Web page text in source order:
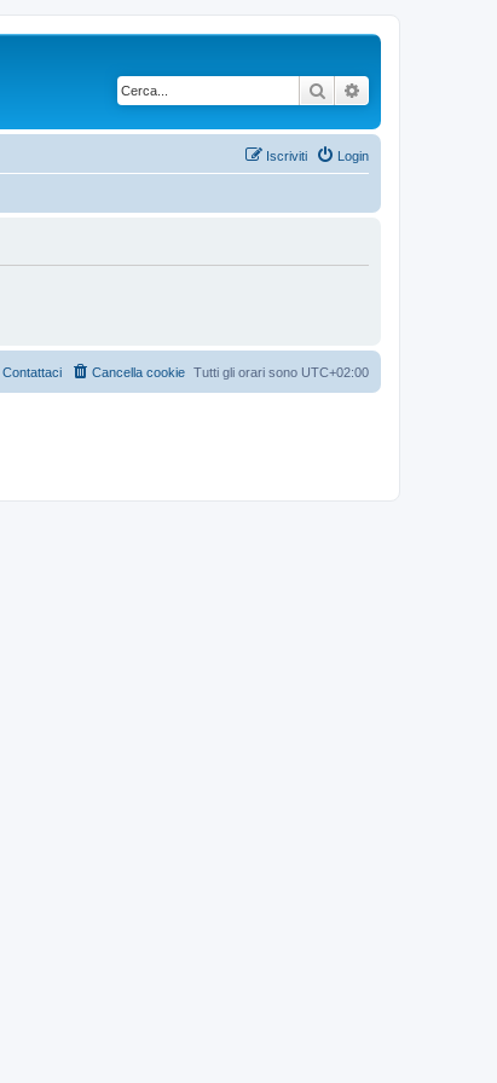
Cerca
Login
Iscriviti
Tutti gli orari sono UTC+02:00
Cancella cookie
Contattaci